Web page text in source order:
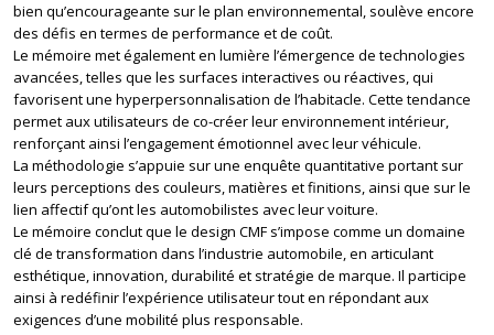
bien qu’encourageante sur le plan environnemental, soulève encore
des défis en termes de performance et de coût.
Le mémoire met également en lumière l’émergence de technologies
avancées, telles que les surfaces interactives ou réactives, qui
favorisent une hyperpersonnalisation de l’habitacle. Cette tendance
permet aux utilisateurs de co-créer leur environnement intérieur,
renforçant ainsi l’engagement émotionnel avec leur véhicule.
La méthodologie s’appuie sur une enquête quantitative portant sur
leurs perceptions des couleurs, matières et finitions, ainsi que sur le
lien affectif qu’ont les automobilistes avec leur voiture.
Le mémoire conclut que le design CMF s’impose comme un domaine
clé de transformation dans l’industrie automobile, en articulant
esthétique, innovation, durabilité et stratégie de marque. Il participe
ainsi à redéfinir l’expérience utilisateur tout en répondant aux
exigences d’une mobilité plus responsable.